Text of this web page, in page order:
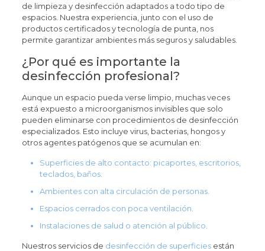
de limpieza y desinfección adaptados a todo tipo de
espacios. Nuestra experiencia, junto con el uso de
productos certificados y tecnología de punta, nos
permite garantizar ambientes más seguros y saludables.
¿Por qué es importante la
desinfección profesional?
Aunque un espacio pueda verse limpio, muchas veces
está expuesto a microorganismos invisibles que solo
pueden eliminarse con procedimientos de desinfección
especializados. Esto incluye virus, bacterias, hongos y
otros agentes patógenos que se acumulan en:
Superficies de alto contacto: picaportes, escritorios,
teclados, baños.
Ambientes con alta circulación de personas.
Espacios cerrados con poca ventilación.
Instalaciones de salud o atención al público.
Nuestros servicios de desinfección de superficiesestán